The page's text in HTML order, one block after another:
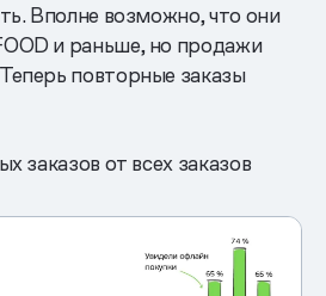
Вполне возможно, что они
и раньше, но продажи
повторные заказы
заказов от всех заказов